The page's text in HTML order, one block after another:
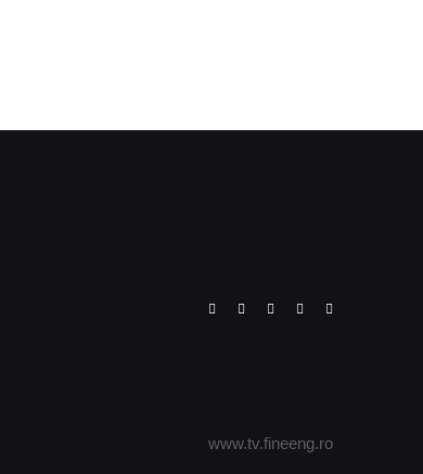
www.tv.fineeng.ro